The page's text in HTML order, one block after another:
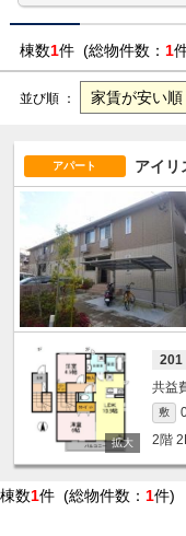
棟数1件 (総物件数： 1
並び順 ：
アパート アイリ
201
敷
2階
棟数1件 (総物件数： 1件)